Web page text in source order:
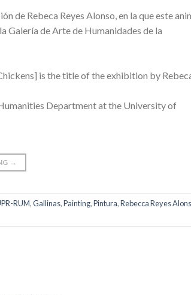
de Rebeca Reyes Alonso, en la que este
Galería de Arte de Humanidades de la
is the title of the exhibition by
Department at the University of
→
RUM,Gallinas,Painting,Pintura,Rebecca Reyes